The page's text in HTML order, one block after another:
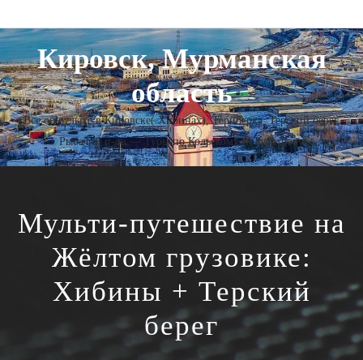
Кировск, Мурманская
область
Все об отдыхе в Кировске( Хибинах), Териберка, Терский берег,
Рыбачий п-ов — Туры по Кольскому полуострову
Мульти-путешествие на
Жёлтом грузовике:
Хибины + Терский
берег